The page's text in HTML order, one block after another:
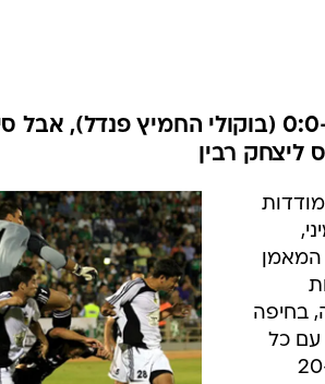
בית"ר ירושלים ומכבי חיפה סיימו ב-0:0 (בוקולי
ליצחק רבין
הרבה, אבל קיימה מעט עם 0:0. המאמן
בחיפה
עם כל
הכבוד לחיפה ולמורשת הנפלאה שלה ב-20